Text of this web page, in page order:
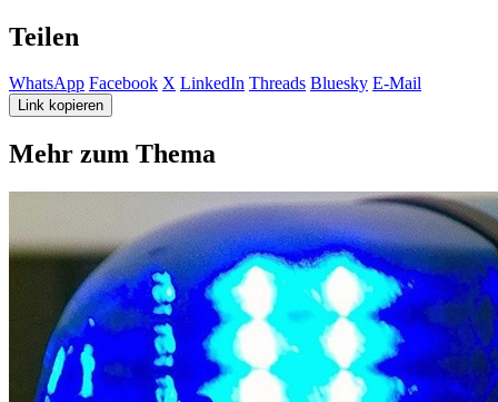
Teilen
WhatsApp Facebook X LinkedIn Threads Bluesky E-Mail
Link kopieren
Mehr zum Thema